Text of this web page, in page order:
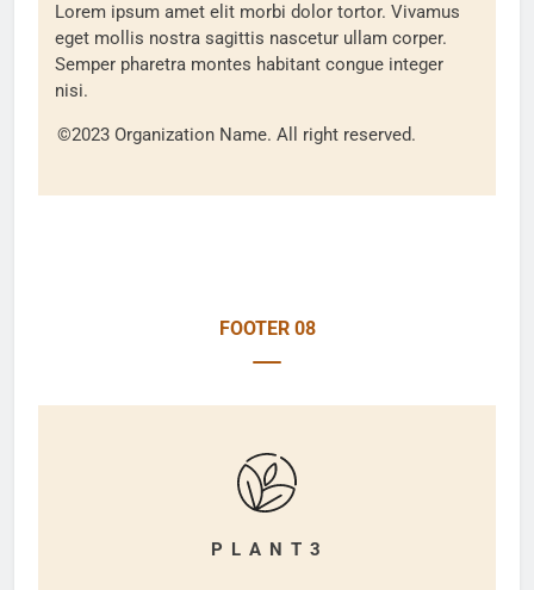
Lorem ipsum amet elit morbi dolor tortor. Vivamus
eget mollis nostra sagittis nascetur ullam corper.
Semper pharetra montes habitant congue integer
nisi.
©2023 Organization Name. All right reserved.
FOOTER 08
P L A N T 3